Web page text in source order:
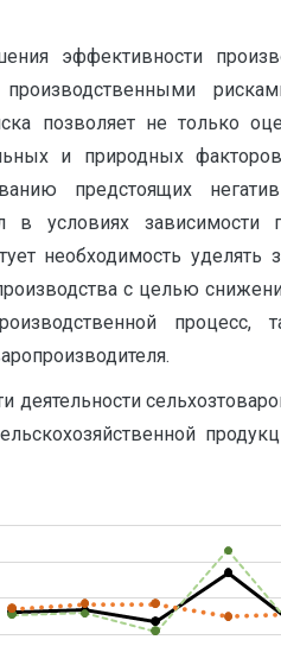
эффективности
производственными
позволяет не только
и природных
предстоящих
в условиях зависимости
необходимость
с целью
деятельности